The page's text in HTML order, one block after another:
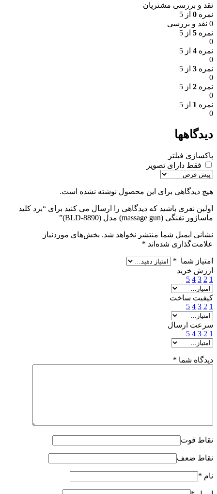
نقد و بررسی مشتریان
نمره 0 از 5
0 نقد و بررسی
نمره 5 از 5
0
نمره 4 از 5
0
نمره 3 از 5
0
نمره 2 از 5
0
نمره 1 از 5
0
دیدگاهها
پاکسازی فیلتر
فقط دارای تصویر
هیچ دیدگاهی برای این محصول نوشته نشده است.
اولین نفری باشید که دیدگاهی را ارسال می کنید برای “برد کلید
ماساژور تفنگی (massage gun) مدل (BLD-8890)”
نشانی ایمیل شما منتشر نخواهد شد. بخش‌های موردنیاز
علامت‌گذاری شده‌اند *
امتیاز شما *
ارزش خرید
1
2
3
4
5
کیفیت ساخت
1
2
3
4
5
سرعت ارسال
1
2
3
4
5
دیدگاه شما *
نقاط قوت
نقاط ضعف
نام *